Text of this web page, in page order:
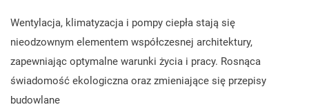
Wentylacja, klimatyzacja i pompy ciepła stają się
nieodzownym elementem współczesnej architektury,
zapewniając optymalne warunki życia i pracy. Rosnąca
świadomość ekologiczna oraz zmieniające się przepisy
budowlane